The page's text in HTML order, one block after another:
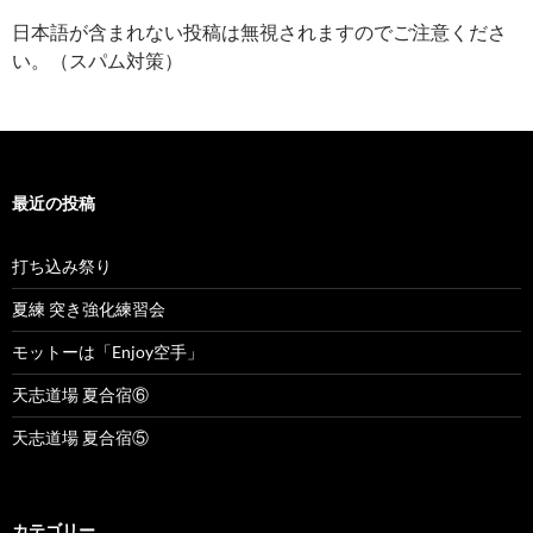
日本語が含まれない投稿は無視されますのでご注意くださ
い。（スパム対策）
最近の投稿
打ち込み祭り
夏練 突き強化練習会
モットーは「Enjoy空手」
天志道場 夏合宿⑥
天志道場 夏合宿⑤